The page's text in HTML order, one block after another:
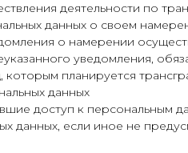
деятельности по
данных о своем
о намерении
уведомления,
планируется
данных
доступ к персональным
данных, если иное не